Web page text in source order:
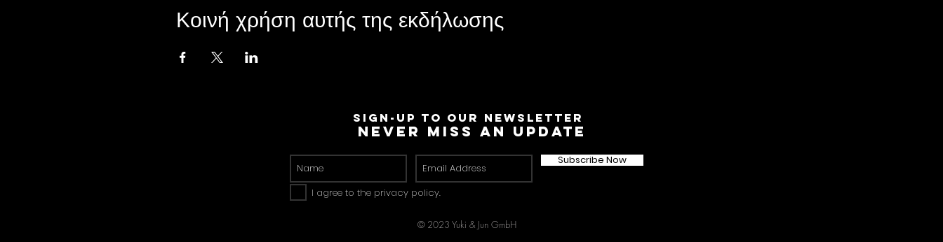
Κοινή χρήση αυτής της εκδήλωσης
Sign-Up to Our Newsletter
Never miss an update
Subscribe Now
I agree to the privacy policy.
© 2023 Yuki & Jun GmbH